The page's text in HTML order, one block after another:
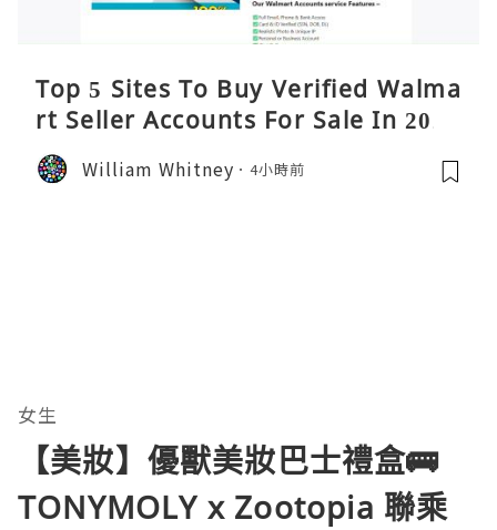
Top 5 Sites To Buy Verified Walma
rt Seller Accounts For Sale In 2026
William Whitney 4小時前
女生
【美妝】優獸美妝巴士禮盒🚌
TONYMOLY x Zootopia 聯乘